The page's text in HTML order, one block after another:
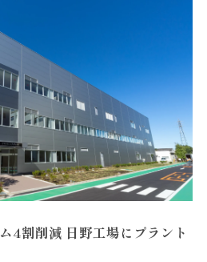
4割削減 日野工場にプラント